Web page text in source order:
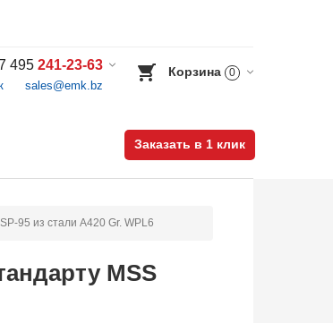
495 241-23-63
sales@emk.bz
Корзина 0
Заказать в 1 клик
95 из стали A420 Gr. WPL6
MSS